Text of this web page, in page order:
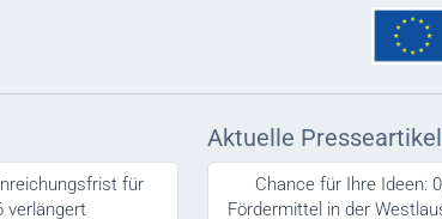
für
verlängert
Aktuelle Presseartikel
Chance für Ihre Ideen:
Fördermittel in der